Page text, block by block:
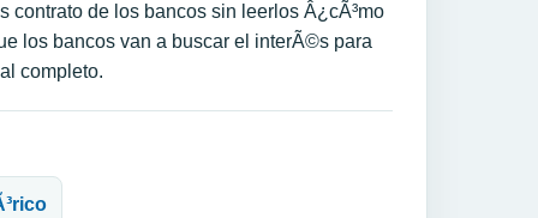
contrato de los bancos sin leerlos Â¿cÃ³mo
los bancos van a buscar el interÃ©s para
completo.